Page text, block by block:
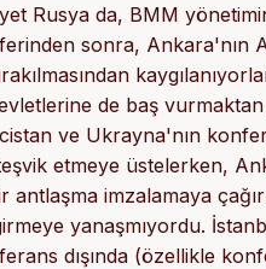
Rusya da, BMM
sonra, Ankara'nın
de baş vurmaktan
ve Ukrayna'nın
etmeye üstelerken,
imzalamaya
yanaşmıyordu.
dışında (özellikle